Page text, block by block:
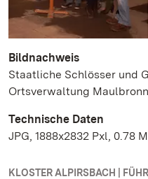
Bildnachweis
Staatliche Schlösser und
Ortsverwaltung Maulbronn
Technische Daten
JPG, 1888x2832 Pxl, 0.78
KLOSTER ALPIRSBACH |